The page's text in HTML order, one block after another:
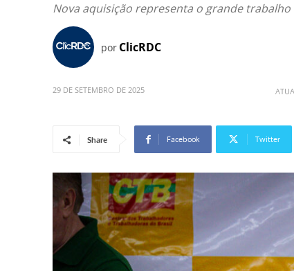
Nova aquisição representa o grande
por ClicRDC
29 DE SETEMBRO DE 2025
Share Facebook Twitter